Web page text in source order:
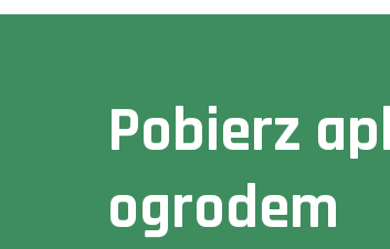
Pobierz
ogrodem